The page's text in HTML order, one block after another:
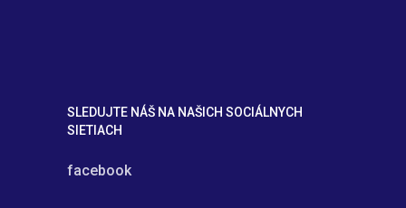
SLEDUJTE NÁŠ NA NAŠICH SOCIÁLNYCH
SIETIACH
facebook